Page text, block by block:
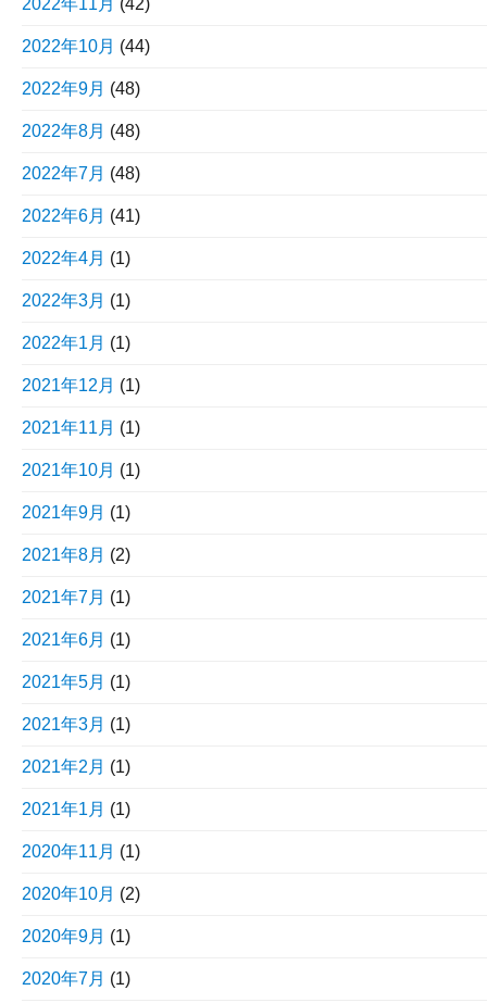
2022年11月 (42)
2022年10月 (44)
2022年9月 (48)
2022年8月 (48)
2022年7月 (48)
2022年6月 (41)
2022年4月 (1)
2022年3月 (1)
2022年1月 (1)
2021年12月 (1)
2021年11月 (1)
2021年10月 (1)
2021年9月 (1)
2021年8月 (2)
2021年7月 (1)
2021年6月 (1)
2021年5月 (1)
2021年3月 (1)
2021年2月 (1)
2021年1月 (1)
2020年11月 (1)
2020年10月 (2)
2020年9月 (1)
2020年7月 (1)